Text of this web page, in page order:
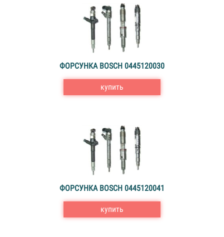
ФОРСУНКА BOSCH 0445120030
купить
ФОРСУНКА BOSCH 0445120041
купить